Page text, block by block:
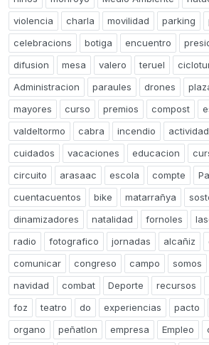
violencia
charla movilidad parking
celebracions
botiga encuentro
difusion
mesa valero teruel
Administracion
paraules drones
mayores
curso premios compost
valdeltormo
cabra incendio
cuidados
vacaciones educacion
circuito
arasaac escola compte
cuentacuentos
bike matarrañya
dinamizadores
natalidad fornoles
radio
fotografico jornadas alcañiz
comunicar
congreso campo somos
navidad
combat Deporte recursos
foz
teatro do experiencias pacto
organo
peñatlon empresa Empleo